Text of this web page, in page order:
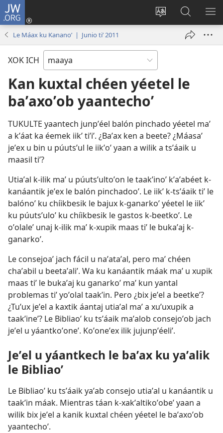
JW.ORG
Kʼex
idiomail
Ooken
new
Kaaxan
teʼ
jw.org
Le Máax ku Kananoʼ | Junio tiʼ 2011
XOK ICH
Kan kuxtal chéen yéetel le
baʼaxoʼob yaantechoʼ
TUKULTE yaantech junpʼéel balón pinchado yéetel maʼ
a kʼáat ka éemek iikʼ tiʼiʼ. ¿Baʼax ken a beete? ¿Máasaʼ
jeʼex u bin u púutsʼul le iikʼoʼ yaan a wilik a tsʼáaik u
maasil tiʼ?
Utiaʼal k-ilik maʼ u púutsʼultoʼon le taakʼinoʼ kʼaʼabéet k-
kanáantik jeʼex le balón pinchadooʼ. Le iikʼ k-tsʼáaik tiʼ le
balónoʼ ku chíikbesik le bajux k-ganarkoʼ yéetel le iikʼ
ku púutsʼuloʼ ku chíikbesik le gastos k-beetkoʼ. Le
oʼolaleʼ unaj k-ilik maʼ k-xupik maas tiʼ le bukaʼaj k-
ganarkoʼ.
Le consejoaʼ jach fácil u naʼataʼal, pero maʼ chéen
chaʼabil u beetaʼaliʼ. Wa ku kanáantik máak maʼ u xupik
maas tiʼ le bukaʼaj ku ganarkoʼ maʼ kun yantal
problemas tiʼ yoʼolal taakʼin. Pero ¿bix jeʼel a beetkeʼ?
¿Tuʼux jeʼel a kaxtik áantaj utiaʼal maʼ a xuʼuxupik a
taakʼineʼ? Le Bibliaoʼ ku tsʼáaik maʼalob consejoʼob jach
jeʼel u yáantkoʼoneʼ. Koʼoneʼex ilik jujunpʼéeliʼ.
Jeʼel u yáantkech le baʼax ku yaʼalik
le Bibliaoʼ
Le Bibliaoʼ ku tsʼáaik yaʼab consejo utiaʼal u kanáantik u
taakʼin máak. Mientras táan k-xakʼaltikoʼobeʼ yaan a
wilik bix jeʼel a kanik kuxtal chéen yéetel le baʼaxoʼob
yaantechoʼ.